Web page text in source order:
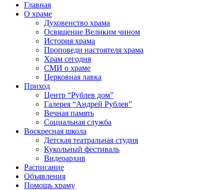
Главная
О храме
Духовенство храма
Освящение Великим чином
История храма
Проповеди настоятеля храма
Храм сегодня
СМИ о храме
Церковная лавка
Приход
Центр “Рублев дом”
Галерея “Андрей Рублев”
Вечная память
Социальная служба
Воскресная школа
Детская театральная студия
Кукольный фестиваль
Видеоархив
Расписание
Объявления
Помощь храму